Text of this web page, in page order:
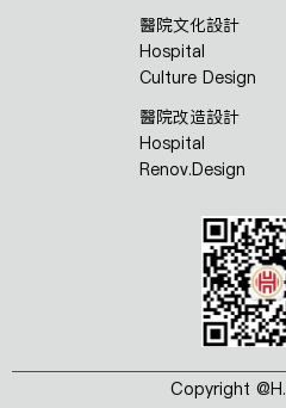
醫院文化設計
Hospital
Culture Design
醫院改造設計
Hospital
Renov.Design
Copyright